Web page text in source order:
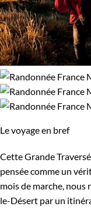
Le voyage en bref
Cette Grande
pensée comme un
mois de marche,
le-Désert par un